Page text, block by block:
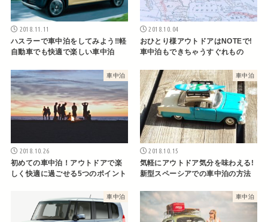
2018.11.11
ハスラーで車中泊をしてみよう‼︎軽
自動車でも快適で楽しい車中泊
2018.10.04
おひとり様アウトドアはNOTEで!
車中泊もできちゃうすぐれもの
車中泊
2018.10.26
初めての車中泊！アウトドアで楽
しく快適に過ごせる5つのポイント
車中泊
2018.10.15
気軽にアウトドア気分を味わえる!
新型スペーシアでの車中泊の方法
車中泊 車中泊